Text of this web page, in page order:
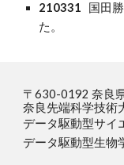
210331
国田
た。
〒630-0192 奈良
奈良先端科学技術
データ駆動型サイ
データ駆動型生物